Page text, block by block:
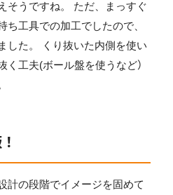
そうですね。 ただ、まっすぐ
ち工具での加工でしたので、
した。 くり抜いた内側を使い
く工夫(ボール盤を使うなど）
計の段階でイメージを固めて